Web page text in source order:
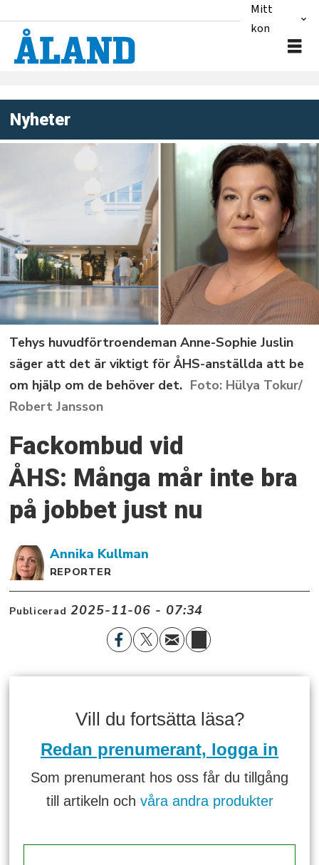
Mitt
konto
Nyheter
Tehys huvudförtroendeman Anne-Sophie Juslin
säger att det är viktigt för ÅHS-anställda att be
om hjälp om de behöver det.
Hülya Tokur/
Robert Jansson
Fackombud vid
ÅHS: Många mår inte bra
på jobbet just nu
Annika Kullman
REPORTER
Publicerad 2025-11-06 - 07:34
Vill du fortsätta läsa?
Redan prenumerant, logga in
Som prenumerant hos oss får du tillgång
till artikeln och våra andra produkter